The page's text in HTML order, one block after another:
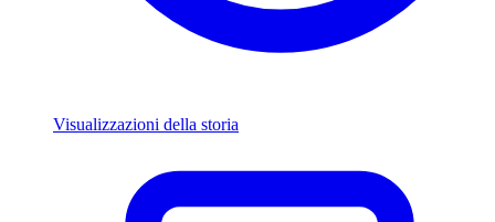
Visualizzazioni della storia